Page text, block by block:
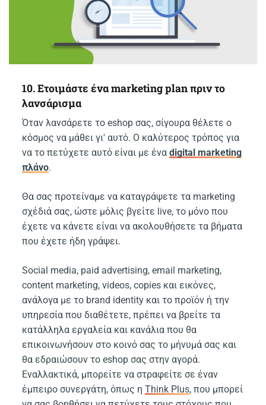
10. Ετοιμάστε ένα marketing plan πριν το
λανσάρισμα
Όταν λανσάρετε το eshop σας, σίγουρα θέλετε ο
κόσμος να μάθει γι' αυτό. Ο καλύτερος τρόπος για
να το πετύχετε αυτό είναι με έναdigital marketing
πλάνο.
Θα σας προτείναμε να καταγράψετε τα marketing
σχέδιά σας, ώστε μόλις βγείτε live, το μόνο που
έχετε να κάνετε είναι να ακολουθήσετε τα βήματα
που έχετε ήδη γράψει.
Social media, paid advertising, email marketing,
content marketing, videos, copies και εικόνες,
ανάλογα με το brand identity και το προϊόν ή την
υπηρεσία που διαθέτετε, πρέπει να βρείτε τα
κατάλληλα εργαλεία και κανάλια που θα
επικοινωνήσουν στο κοινό σας το μήνυμά σας και
θα εδραιώσουν το eshop σας στην αγορά.
Εναλλακτικά, μπορείτε να στραφείτε σε έναν
έμπειρο συνεργάτη, όπως ηThink Plus, που μπορεί